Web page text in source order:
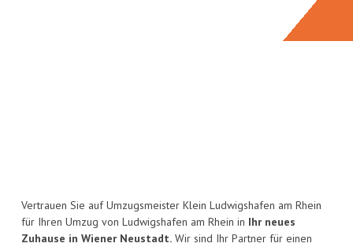
Vertrauen Sie auf Umzugsmeister Klein Ludwigshafen am Rhein
für Ihren Umzug von Ludwigshafen am Rhein in Ihr neues
Zuhause in Wiener Neustadt. Wir sind Ihr Partner für einen